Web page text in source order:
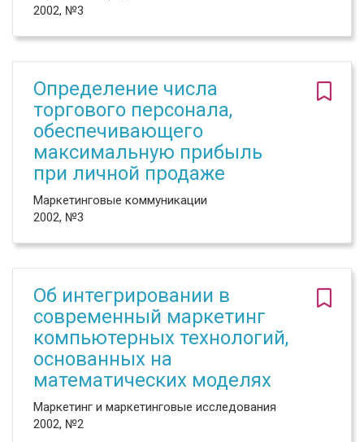
2002, №3
Определение числа
торгового персонала,
обеспечивающего
максимальную прибыль
при личной продаже
Маркетинговые коммуникации
2002, №3
Об интегрировании в
современный маркетинг
компьютерных технологий,
основанных на
математических моделях
Маркетинг и маркетинговые исследования
2002, №2